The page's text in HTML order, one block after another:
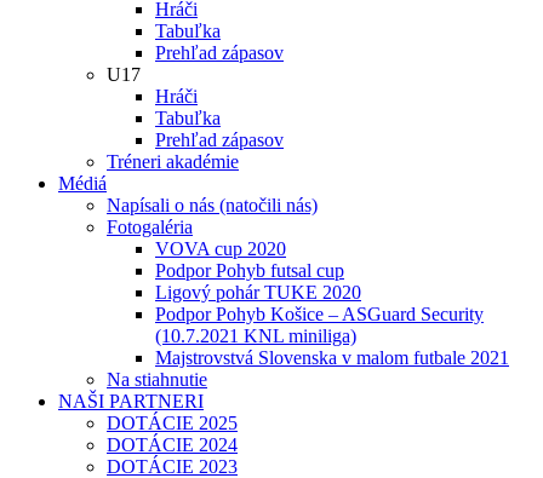
Hráči
Tabuľka
Prehľad zápasov
U17
Hráči
Tabuľka
Prehľad zápasov
Tréneri akadémie
Médiá
Napísali o nás (natočili nás)
Fotogaléria
VOVA cup 2020
Podpor Pohyb futsal cup
Ligový pohár TUKE 2020
Podpor Pohyb Košice – ASGuard Security
(10.7.2021 KNL miniliga)
Majstrovstvá Slovenska v malom futbale 2021
Na stiahnutie
NAŠI PARTNERI
DOTÁCIE 2025
DOTÁCIE 2024
DOTÁCIE 2023